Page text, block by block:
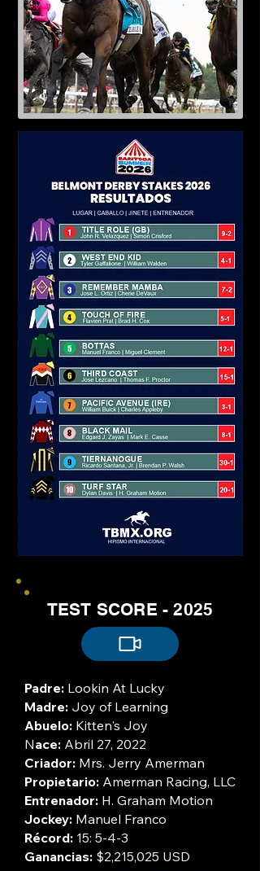
TEST SCORE - 2025
Padre: Lookin At Lucky
Madre: Joy of Learning
Abuelo: Kitten's Joy
Nace: Abril 27, 2022
Criador: Mrs. Jerry Amerman
Propietario: Amerman Racing, LLC
Entrenador: H. Graham Motion
Jockey: Manuel Franco
Récord: 15: 5-4-3
Ganancias: $2,215,025 USD